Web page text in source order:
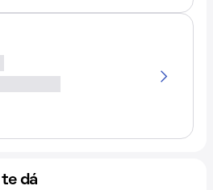
te dá